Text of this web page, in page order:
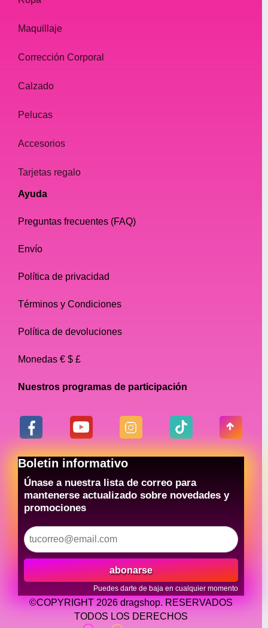
Maquillaje
Corrección Corporal
Calzado
Pelucas
Accesorios
Tarjetas regalo
Ayuda
Preguntas frecuentes (FAQ)
Envío
Política de privacidad
Términos y Condiciones
Política de devoluciones
Monedas € $ £
Nuestros programas de participación
Boletin informativo
Únase a nuestra lista de correo para
mantenerse actualizado sobre novedades y
promociones
abonarse
Puedes darte de baja en cualquier momento
©COPYRIGHT 2026 dragshop. RESERVADOS
TODOS LOS DERECHOS